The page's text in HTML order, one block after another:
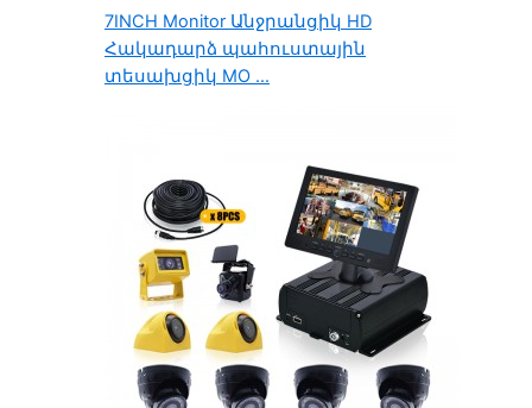
7INCH Monitor Անջրանցիկ HD
Հակադարձ պահուստային
տեսախցիկ MO ...